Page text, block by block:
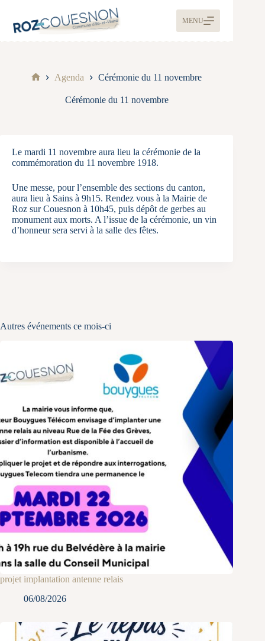
MENU
Agenda Cérémonie du 11 novembre
Cérémonie du 11 novembre
Le mardi 11 novembre aura lieu la cérémonie de la
commémoration du 11 novembre 1918.
Une messe, pour l’ensemble des sections du canton,
aura lieu à Sains à 9h15. Rendez vous à la Mairie de
Roz sur Couesnon à 10h45, puis dépôt de gerbes au
monument aux morts. A l’issue de la cérémonie, un vin
d’honneur sera servi à la salle des fêtes.
Autres événements ce mois-ci
projet implantation antenne relais
06/08/2026